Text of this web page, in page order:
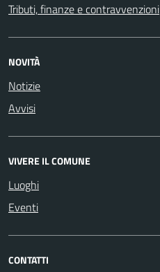
Tributi, finanze e contravvenzioni
NOVITÀ
Notizie
Avvisi
VIVERE IL COMUNE
Luoghi
Eventi
CONTATTI